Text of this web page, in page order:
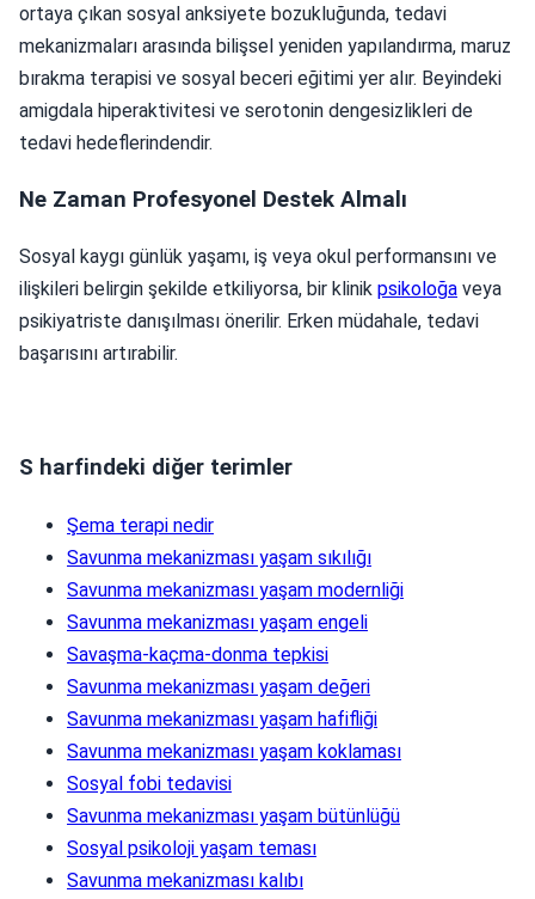
ortaya çıkan sosyal anksiyete bozukluğunda, tedavi
mekanizmaları arasında bilişsel yeniden yapılandırma, maruz
bırakma terapisi ve sosyal beceri eğitimi yer alır. Beyindeki
amigdala hiperaktivitesi ve serotonin dengesizlikleri de
tedavi hedeflerindendir.
Ne Zaman Profesyonel Destek Almalı
Sosyal kaygı günlük yaşamı, iş veya okul performansını ve
ilişkileri belirgin şekilde etkiliyorsa, bir klinik psikoloğa veya
psikiyatriste danışılması önerilir. Erken müdahale, tedavi
başarısını artırabilir.
S harfindeki diğer terimler
Şema terapi nedir
Savunma mekanizması yaşam sıkılığı
Savunma mekanizması yaşam modernliği
Savunma mekanizması yaşam engeli
Savaşma-kaçma-donma tepkisi
Savunma mekanizması yaşam değeri
Savunma mekanizması yaşam hafifliği
Savunma mekanizması yaşam koklaması
Sosyal fobi tedavisi
Savunma mekanizması yaşam bütünlüğü
Sosyal psikoloji yaşam teması
Savunma mekanizması kalıbı